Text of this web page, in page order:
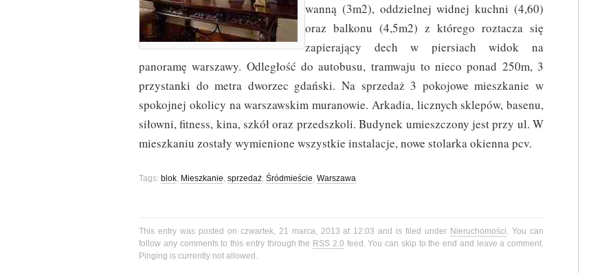
wanną (3m2), oddzielnej widnej kuchni (4,60)
oraz balkonu (4,5m2) z którego roztacza się
zapierający dech w piersiach widok na
panoramę warszawy. Odległość do autobusu, tramwaju to nieco ponad 250m, 3
przystanki do metra dworzec gdański. Na sprzedaż 3 pokojowe mieszkanie w
spokojnej okolicy na warszawskim muranowie. Arkadia, licznych sklepów, basenu,
siłowni, fitness, kina, szkół oraz przedszkoli. Budynek umieszczony jest przy ul. W
mieszkaniu zostały wymienione wszystkie instalacje, nowe stolarka okienna pcv.
Tags: blok, Mieszkanie, sprzedaż, Śródmieście, Warszawa
This entry was posted on czwartek, 21 marca, 2013 at 12:03 and is filed under Nieruchomości. You can
follow any comments to this entry through the RSS 2.0 feed. You can skip to the end and leave a comment.
Pinging is currently not allowed.